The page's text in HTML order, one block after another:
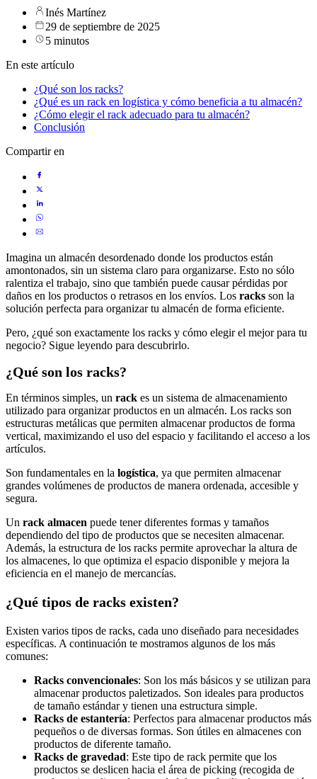
Inés Martínez
29 de septiembre de 2025
5 minutos
En este artículo
¿Qué son los racks?
¿Qué es un rack en logística y cómo beneficia a tu almacén?
¿Cómo elegir el rack adecuado para tu almacén?
Conclusión
Compartir en
Imagina un almacén desordenado donde los productos están
amontonados, sin un sistema claro para organizarse. Esto no sólo
ralentiza el trabajo, sino que también puede causar pérdidas por
daños en los productos o retrasos en los envíos. Los racks son la
solución perfecta para organizar tu almacén de forma eficiente.
Pero, ¿qué son exactamente los racks y cómo elegir el mejor para tu
negocio? Sigue leyendo para descubrirlo.
¿Qué son los racks?
En términos simples, un rack es un sistema de almacenamiento
utilizado para organizar productos en un almacén. Los racks son
estructuras metálicas que permiten almacenar productos de forma
vertical, maximizando el uso del espacio y facilitando el acceso a los
artículos.
Son fundamentales en la logística, ya que permiten almacenar
grandes volúmenes de productos de manera ordenada, accesible y
segura.
Un rack almacen puede tener diferentes formas y tamaños
dependiendo del tipo de productos que se necesiten almacenar.
Además, la estructura de los racks permite aprovechar la altura de
los almacenes, lo que optimiza el espacio disponible y mejora la
eficiencia en el manejo de mercancías.
¿Qué tipos de racks existen?
Existen varios tipos de racks, cada uno diseñado para necesidades
específicas. A continuación te mostramos algunos de los más
comunes:
Racks convencionales: Son los más básicos y se utilizan para
almacenar productos paletizados. Son ideales para productos
de tamaño estándar y tienen una estructura simple.
Racks de estantería: Perfectos para almacenar productos más
pequeños o de diversas formas. Son útiles en almacenes con
productos de diferente tamaño.
Racks de gravedad: Este tipo de rack permite que los
productos se deslicen hacia el área de picking (recogida de